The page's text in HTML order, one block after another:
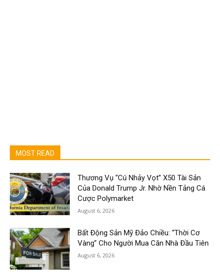
MOST READ
Thương Vụ “Cú Nhảy Vọt” X50 Tài Sản
Của Donald Trump Jr. Nhờ Nền Tảng Cá
Cược Polymarket
August 6, 2026
Bất Động Sản Mỹ Đảo Chiều: “Thời Cơ
Vàng” Cho Người Mua Căn Nhà Đầu Tiên
August 6, 2026